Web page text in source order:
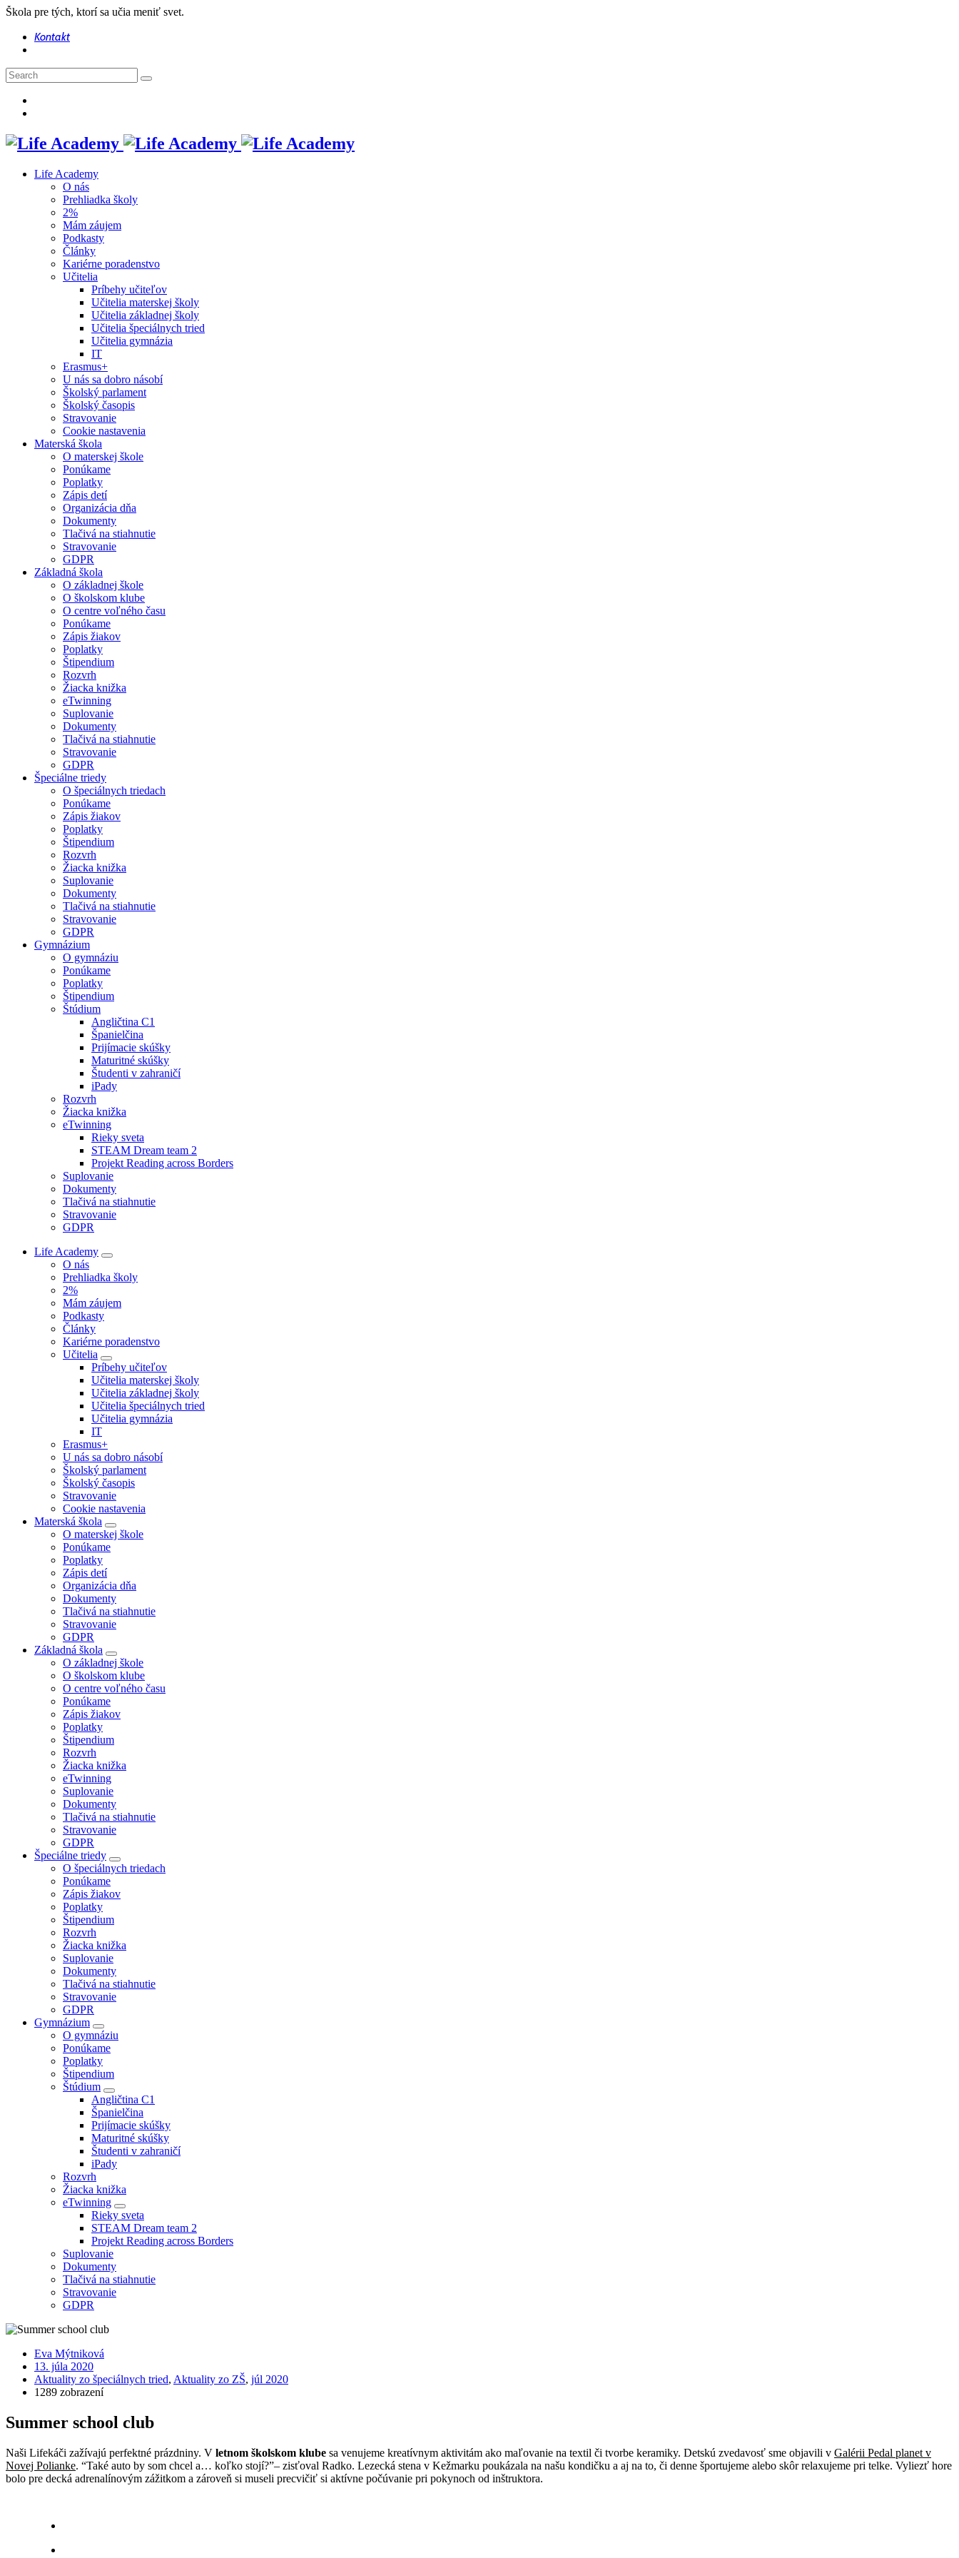
Škola pre tých, ktorí sa učia meniť svet.
Kontakt
Life Academy
O nás
Prehliadka školy
2%
Mám záujem
Podkasty
Články
Kariérne poradenstvo
Učitelia
Príbehy učiteľov
Učitelia materskej školy
Učitelia základnej školy
Učitelia špeciálnych tried
Učitelia gymnázia
IT
Erasmus+
U nás sa dobro násobí
Školský parlament
Školský časopis
Stravovanie
Cookie nastavenia
Materská škola
O materskej škole
Ponúkame
Poplatky
Zápis detí
Organizácia dňa
Dokumenty
Tlačivá na stiahnutie
Stravovanie
GDPR
Základná škola
O základnej škole
O školskom klube
O centre voľného času
Ponúkame
Zápis žiakov
Poplatky
Štipendium
Rozvrh
Žiacka knižka
eTwinning
Suplovanie
Dokumenty
Tlačivá na stiahnutie
Stravovanie
GDPR
Špeciálne triedy
O špeciálnych triedach
Ponúkame
Zápis žiakov
Poplatky
Štipendium
Rozvrh
Žiacka knižka
Suplovanie
Dokumenty
Tlačivá na stiahnutie
Stravovanie
GDPR
Gymnázium
O gymnáziu
Ponúkame
Poplatky
Štipendium
Štúdium
Angličtina C1
Španielčina
Prijímacie skúšky
Maturitné skúšky
Študenti v zahraničí
iPady
Rozvrh
Žiacka knižka
eTwinning
Rieky sveta
STEAM Dream team 2
Projekt Reading across Borders
Suplovanie
Dokumenty
Tlačivá na stiahnutie
Stravovanie
GDPR
Life Academy
O nás
Prehliadka školy
2%
Mám záujem
Podkasty
Články
Kariérne poradenstvo
Učitelia
Príbehy učiteľov
Učitelia materskej školy
Učitelia základnej školy
Učitelia špeciálnych tried
Učitelia gymnázia
IT
Erasmus+
U nás sa dobro násobí
Školský parlament
Školský časopis
Stravovanie
Cookie nastavenia
Materská škola
O materskej škole
Ponúkame
Poplatky
Zápis detí
Organizácia dňa
Dokumenty
Tlačivá na stiahnutie
Stravovanie
GDPR
Základná škola
O základnej škole
O školskom klube
O centre voľného času
Ponúkame
Zápis žiakov
Poplatky
Štipendium
Rozvrh
Žiacka knižka
eTwinning
Suplovanie
Dokumenty
Tlačivá na stiahnutie
Stravovanie
GDPR
Špeciálne triedy
O špeciálnych triedach
Ponúkame
Zápis žiakov
Poplatky
Štipendium
Rozvrh
Žiacka knižka
Suplovanie
Dokumenty
Tlačivá na stiahnutie
Stravovanie
GDPR
Gymnázium
O gymnáziu
Ponúkame
Poplatky
Štipendium
Štúdium
Angličtina C1
Španielčina
Prijímacie skúšky
Maturitné skúšky
Študenti v zahraničí
iPady
Rozvrh
Žiacka knižka
eTwinning
Rieky sveta
STEAM Dream team 2
Projekt Reading across Borders
Suplovanie
Dokumenty
Tlačivá na stiahnutie
Stravovanie
GDPR
Eva Mýtniková
13. júla 2020
Aktuality zo špeciálnych tried, Aktuality zo ZŠ, júl 2020
1289 zobrazení
Summer school club
Naši Lifekáči zažívajú perfektné prázdniny. V letnom školskom klube sa venujeme kreatívnym aktivitám ako maľovanie na textil či tvorbe keramiky. Detskú zvedavosť sme objavili v Galérii Pedal planet v
Novej Polianke. “Také auto by som chcel a… koľko stojí?”– zisťoval Radko. Lezecká stena v Kežmarku poukázala na našu kondičku a aj na to, či denne športujeme alebo skôr relaxujeme pri telke. Vyliezť hore
bolo pre decká adrenalínovým zážitkom a zároveň si museli precvičiť si aktívne počúvanie pri pokynoch od inštruktora.